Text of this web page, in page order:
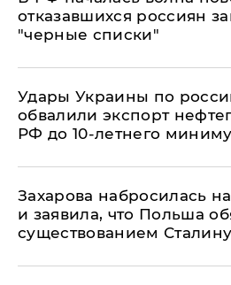
отказавшихся россиян
"черные списки"
Удары Украины по
обвалили экспорт
РФ до 10-летнего
​Захарова набросилась
и заявила, что Польша
существованием Сталину